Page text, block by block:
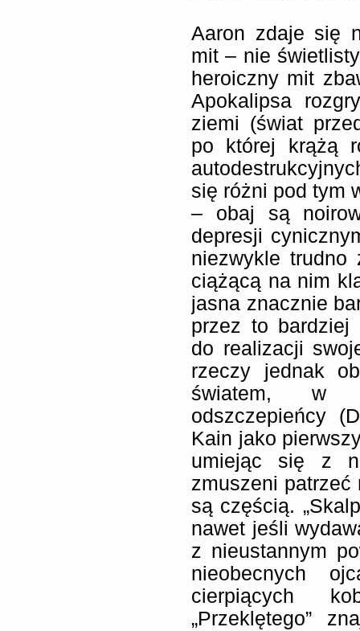
Aaron zdaje się
mit – nie
heroiczny mit
Apokalipsa
ziemi (świat
po której krążą
się różni pod tym
– obaj są
depresji
niezwykle
ciążącą na nim
jasna znacznie
przez to bardziej
do realizacji
rzeczy jednak
światem, w
odszczepieńcy
Kain jako
umiejąc się z
zmuszeni
są częścią.
nawet jeśli
z nieustannym
nieobecnych
cierpiących
„Przeklętego”